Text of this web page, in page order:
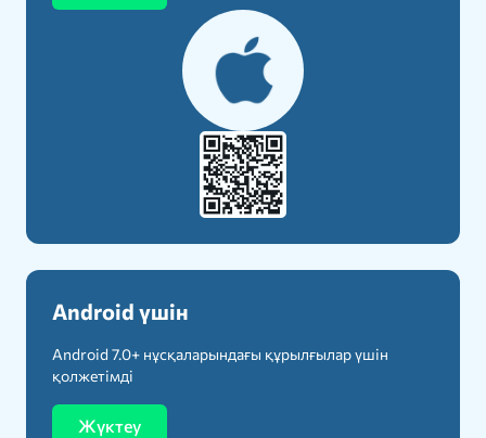
Android үшін
Android 7.0+ нұсқаларындағы құрылғылар үшін
қолжетімді
Жүктеу